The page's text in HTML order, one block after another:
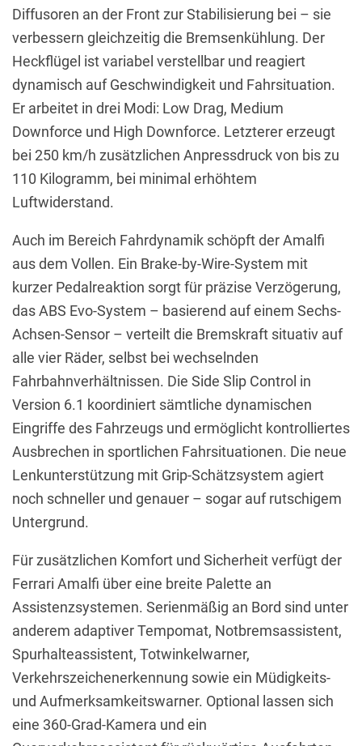
Diffusoren an der Front zur Stabilisierung bei – sie
verbessern gleichzeitig die Bremsenkühlung. Der
Heckflügel ist variabel verstellbar und reagiert
dynamisch auf Geschwindigkeit und Fahrsituation.
Er arbeitet in drei Modi: Low Drag, Medium
Downforce und High Downforce. Letzterer erzeugt
bei 250 km/h zusätzlichen Anpressdruck von bis zu
110 Kilogramm, bei minimal erhöhtem
Luftwiderstand.
Auch im Bereich Fahrdynamik schöpft der Amalfi
aus dem Vollen. Ein Brake-by-Wire-System mit
kurzer Pedalreaktion sorgt für präzise Verzögerung,
das ABS Evo-System – basierend auf einem Sechs-
Achsen-Sensor – verteilt die Bremskraft situativ auf
alle vier Räder, selbst bei wechselnden
Fahrbahnverhältnissen. Die Side Slip Control in
Version 6.1 koordiniert sämtliche dynamischen
Eingriffe des Fahrzeugs und ermöglicht kontrolliertes
Ausbrechen in sportlichen Fahrsituationen. Die neue
Lenkunterstützung mit Grip-Schätzsystem agiert
noch schneller und genauer – sogar auf rutschigem
Untergrund.
Für zusätzlichen Komfort und Sicherheit verfügt der
Ferrari Amalfi über eine breite Palette an
Assistenzsystemen. Serienmäßig an Bord sind unter
anderem adaptiver Tempomat, Notbremsassistent,
Spurhalteassistent, Totwinkelwarner,
Verkehrszeichenerkennung sowie ein Müdigkeits-
und Aufmerksamkeitswarner. Optional lassen sich
eine 360-Grad-Kamera und ein